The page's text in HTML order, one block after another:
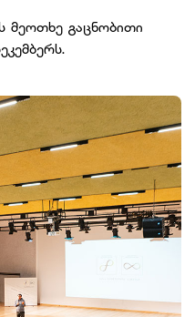
მეოთხე გაცნობითი